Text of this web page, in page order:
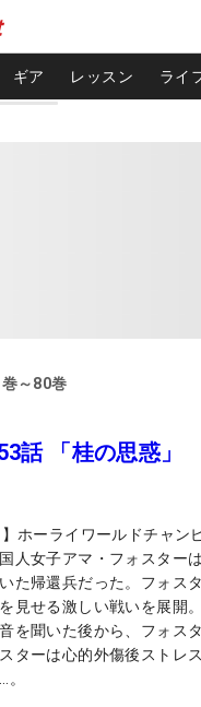
ギア レッスン ライ
～80巻
話 「桂の思惑」
】ホーライワールドチャン
人女子アマ・フォスター
た帰還兵だった。フォス
見せる激しい戦いを展開
を聞いた後から、フォス
ターは心的外傷後ストレ